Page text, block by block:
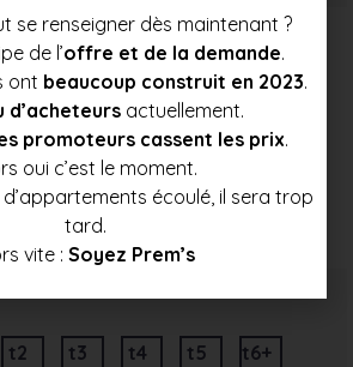
des
par étage
neuf comporte 6 niveau(x)
t2 t3 t4 t5 t6+
se renseigner dès maintenant ?
de l’offre et de la demande.
ont beaucoup construit en 2023.
d’acheteurs actuellement.
promoteurs cassent les prix.
oui c’est le moment.
écoulé, il sera trop
tard.
vite : Soyez Prem’s